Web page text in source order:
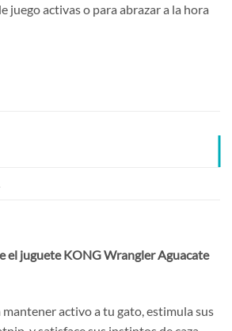
juego activas o para abrazar a la hora
el juguete KONG Wrangler Aguacate
mantener activo a tu gato, estimula sus